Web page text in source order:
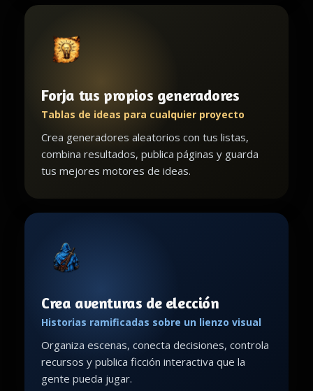
Forja tus propios generadores
Tablas de ideas para cualquier proyecto
Crea generadores aleatorios con tus listas,
combina resultados, publica páginas y guarda
tus mejores motores de ideas.
Crea aventuras de elección
Historias ramificadas sobre un lienzo visual
Organiza escenas, conecta decisiones, controla
recursos y publica ficción interactiva que la
gente pueda jugar.